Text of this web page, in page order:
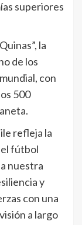
superiores
la
de los
con
500
refleja la
fútbol
nuestra
y
con una
a largo